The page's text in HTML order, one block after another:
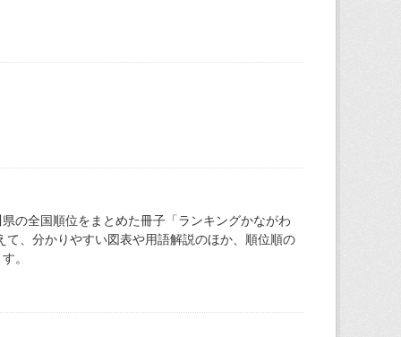
の全国順位をまとめた冊子「ランキングかながわ
、分かりやすい図表や用語解説のほか、順位順の
。